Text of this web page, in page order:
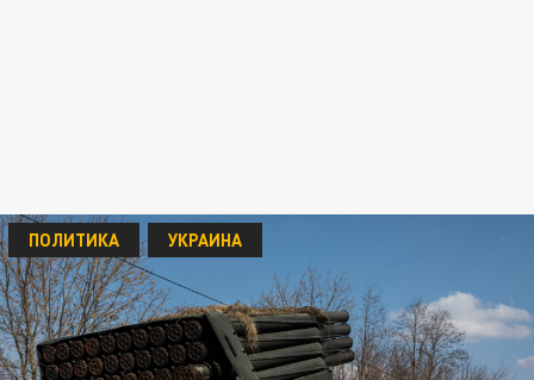
ПОЛИТИКА УКРАИНА